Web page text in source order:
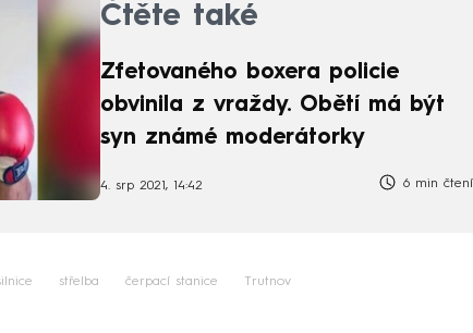
Čtěte také
Zfetovaného boxera policie
obvinila z vraždy. Obětí má být
syn známé moderátorky
4. srp 2021, 14:42 6 min čtení
střelba čerpací stanice Trutnov